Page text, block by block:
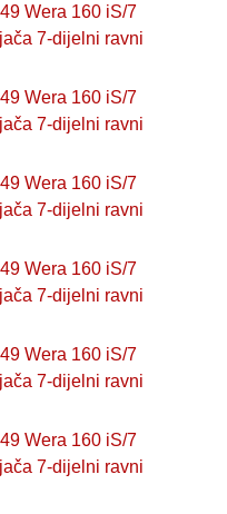
Wera 160 iS/7
7-dijelni ravni
Wera 160 iS/7
7-dijelni ravni
Wera 160 iS/7
7-dijelni ravni
Wera 160 iS/7
7-dijelni ravni
Wera 160 iS/7
7-dijelni ravni
Wera 160 iS/7
7-dijelni ravni